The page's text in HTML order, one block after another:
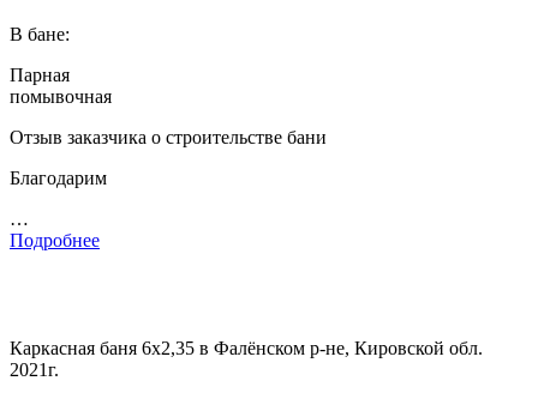
В бане:
Парная
помывочная
Отзыв заказчика о строительстве бани
Благодарим
…
Подробнее
Каркасная баня 6х2,35 в Фалёнском р-не, Кировской обл.
2021г.